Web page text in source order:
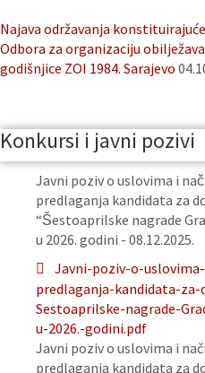
Najava održavanja
Odbora za organizaciju
godišnjice ZOI 1984. Sarajevo
Konkursi i javni pozivi
Javni poziv o uslovima i
predlaganja kandidata za
“Šestoaprilske nagrade
u 2026. godini - 08.12.2025.
Javni-poziv-o-
predlaganja-kandidata-za-
Sestoaprilske-nagrade-
u-2026.-godini.pdf
Javni poziv o uslovima i
predlaganja kandidata za